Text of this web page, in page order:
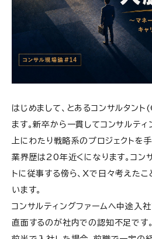
はじめまして、とあるコンサルタ
ます。新卒から一貫してコンサルテ
上にわたり戦略系のプロジェクトを
業界歴は20年近くになります。コン
トに従事する傍ら、Xで日々考えた
います。
コンサルティングファームへ中途入
直面するのが社内での認知不足で